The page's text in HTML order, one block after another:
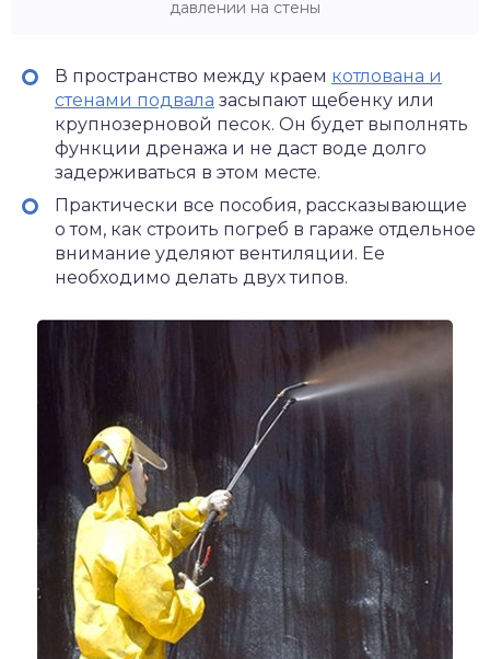
давлении на стены
В пространство между краем котлована и
стенами подвала засыпают щебенку или
крупнозерновой песок. Он будет выполнять
функции дренажа и не даст воде долго
задерживаться в этом месте.
Практически все пособия, рассказывающие
о том, как строить погреб в гараже отдельное
внимание уделяют вентиляции. Ее
необходимо делать двух типов.